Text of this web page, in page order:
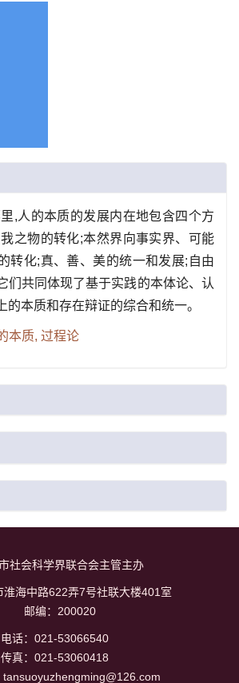
,人的本质的发展内在地包含四个方
之物的转化;本然界向事实界、可能
转化;真、善、美的统一和发展;自由
们共同体现了基于实践的本体论、认
的本质和存在辩证的综合和统一。
本质, 过程论
市社会科学界联合会主管主办
淮海中路622弄7号社联大楼401室
邮编：200020
电话：021-53066540
传真：021-53060418
tansuoyuzhengming@126.com